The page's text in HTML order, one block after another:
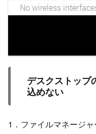
デスクストップ
込めない
1．ファイルマネージ